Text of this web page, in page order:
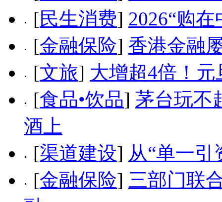
[民生消费] 2026“购
[金融保险] 香港金融
[文旅] 大增超4倍！
[食品•饮品] 茅台玩不
酒上
[渠道建设] 从“单一引
[金融保险] 三部门联